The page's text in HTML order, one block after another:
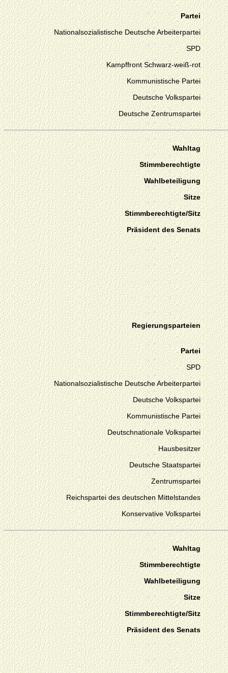
Partei
Nationalsozialistische Deutsche Arbeiterpartei
SPD
Kampffront Schwarz-weiß-rot
Kommunistische Partei
Deutsche Volkspartei
Deutsche Zentrumspartei
Wahltag
Stimmberechtigte
Wahlbeteiligung
Sitze
Stimmberechtigte/Sitz
Präsident des Senats
Regierungsparteien
Partei
SPD
Nationalsozialistische Deutsche Arbeiterpartei
Deutsche Volkspartei
Kommunistische Partei
Deutschnationale Volkspartei
Hausbesitzer
Deutsche Staatspartei
Zentrumspartei
Reichspartei des deutschen Mittelstandes
Konservative Volkspartei
Wahltag
Stimmberechtigte
Wahlbeteiligung
Sitze
Stimmberechtigte/Sitz
Präsident des Senats